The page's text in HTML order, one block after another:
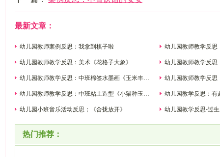
最新文章：
幼儿园教师案例反思：我拿到棋子啦 幼儿园教师教学反思
幼儿园教师教学反思：美术《花格子大象》 幼儿园教师教学反思
幼儿园教师教学反思：中班棉签水墨画《玉米丰收
幼儿园教师教学反思
幼儿园教师教学反思：中班粘土造型《小猫种玉
幼儿园教学反思：有
幼儿园小班音乐活动反思；《合拢放开》 幼儿园教学反思-过
热门推荐：